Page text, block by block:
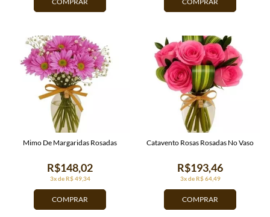
COMPRAR
3x de R$ 49,34
R$148,02
Mimo De Margaridas Rosadas
COMPRAR
3x de R$ 64,49
R$193,46
Catavento Rosas Rosadas No Vaso